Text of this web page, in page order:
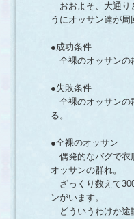
おおよそ、大通り
うにオッサン達が周
●成功条件
全裸のオッサンの
●失敗条件
全裸のオッサンの
る。
●全裸のオッサン
偶発的なバグで衣
オッサンの群れ。
ざっくり数えて
ンがいます。
どういうわけか途